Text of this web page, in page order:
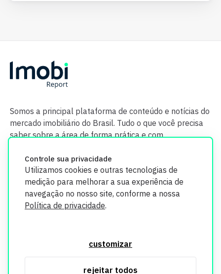
Controle sua privacidade
Utilizamos cookies e outras tecnologias de
medição para melhorar a sua experiência de
navegação no nosso site, conforme a nossa
Política de privacidade.
customizar
rejeitar todos
Somos a principal plataforma de conteúdo e notícias do
mercado imobiliário do Brasil. Tudo o que você precisa
saber sobre a área de forma prática e com
segurança. Todos os dados coletados em nosso site são
utilizados exclusivamente para fins de aprimoramento de
informações, consulte nossa Política de Privacidade.